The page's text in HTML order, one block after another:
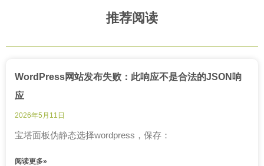
推荐阅读
WordPress网站发布失败：此响应不是合法的JSON响
应
2026年5月11日
宝塔面板伪静态选择wordpress，保存：
阅读更多»